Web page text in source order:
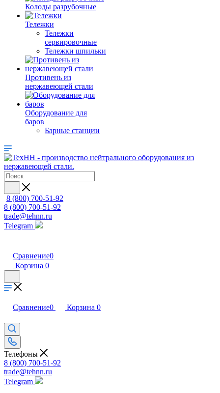
Колоды разрубочные
Тележки
Тележки
сервировочные
Тележки шпильки
Противень из
нержавеющей стали
Оборудование для
баров
Барные станции
8 (800) 700-51-92
8 (800) 700-51-92
trade@tehnn.ru
Telegram
Сравнение0
Корзина 0
Сравнение0 Корзина 0
Телефоны
8 (800) 700-51-92
trade@tehnn.ru
Telegram